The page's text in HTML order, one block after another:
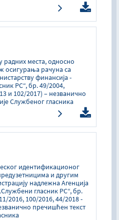
места, односно
осигурања рачуна са
финансија -
РС“, бр. 49/2004,
и 102/2017) – незванично
Службеног гласника
идентификационог
и другим
надлежна Агенција
гласник РС“, бр.
2016, 100/2016, 44/2018 -
пречишћен текст